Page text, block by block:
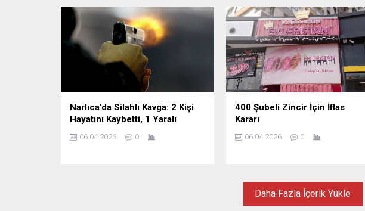
Narlıca’da Silahlı Kavga: 2 Kişi
Hayatını Kaybetti, 1 Yaralı
06.04.2026 0
400 Şubeli Zincir İçin İflas
Kararı
06.04.2026 0
Daha Fazla İçerik Yükle